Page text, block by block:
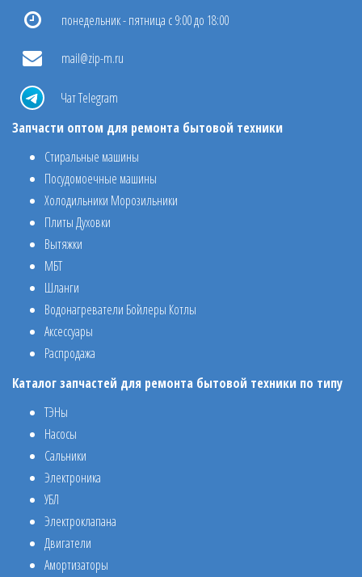
понедельник - пятница с 9:00 до 18:00
mail@zip-m.ru
Чат Telegram
Запчасти оптом для ремонта бытовой техники
Стиральные машины
Посудомоечные машины
Холодильники Морозильники
Плиты Духовки
Вытяжки
МБТ
Шланги
Водонагреватели Бойлеры Котлы
Аксессуары
Распродажа
Каталог запчастей для ремонта бытовой техники по типу
ТЭНы
Насосы
Сальники
Электроника
УБЛ
Электроклапана
Двигатели
Амортизаторы